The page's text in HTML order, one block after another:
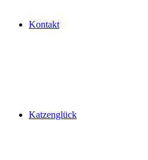
Kontakt
Katzenglück